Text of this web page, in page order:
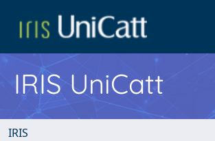
IRIS UniCatt
IRIS